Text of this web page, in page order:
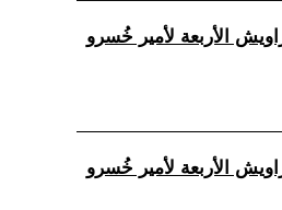
الأربعة لأمير خُسرو
الأربعة لأمير خُسرو